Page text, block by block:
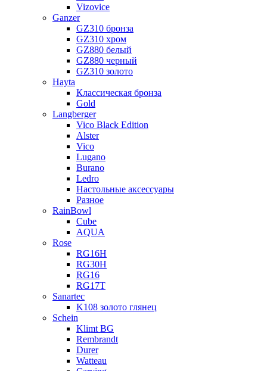
Vizovice
Ganzer
GZ310 бронза
GZ310 хром
GZ880 белый
GZ880 черный
GZ310 золото
Hayta
Классическая бронза
Gold
Langberger
Vico Black Edition
Alster
Vico
Lugano
Burano
Ledro
Настольные аксессуары
Разное
RainBowl
Cube
AQUA
Rose
RG16H
RG30H
RG16
RG17T
Sanartec
K108 золото глянец
Schein
Klimt BG
Rembrandt
Durer
Watteau